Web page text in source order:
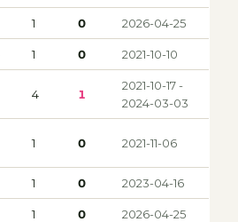
1 0 2026-04-25
1 0 2021-10-10
4 1
2021-10-17 -
2024-03-03
1 0 2021-11-06
1 0 2023-04-16
1 0 2026-04-25